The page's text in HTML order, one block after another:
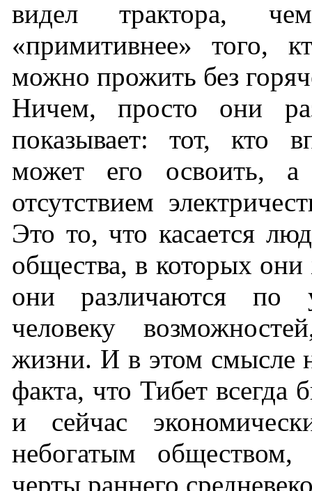
видел трактора,
«примитивнее» того,
можно прожить без
Ничем, просто они
показывает: тот, кто
может его освоить, а
отсутствием
Это то, что касается
общества, в которых
они различаются по
человеку
жизни. И в этом смысле
факта, что Тибет всегда
и сейчас
небогатым
черты раннего